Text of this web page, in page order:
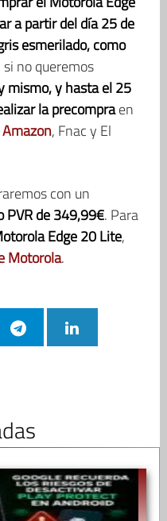
a partir del día 25 de
esmerilado, como
si no queremos
mismo, y hasta el 25
la precompraen
Amazon, Fnac y El
con un
PVR de 349,99€. Para
Edge 20 Lite,
Motorola.